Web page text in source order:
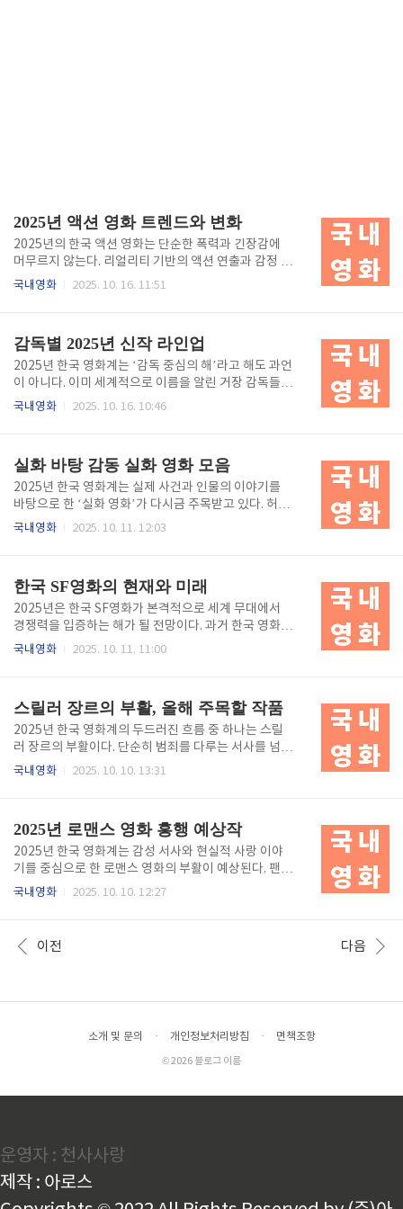
2025년 액션 영화 트렌드와 변화
2025년의 한국 액션 영화는 단순한 폭력과 긴장감에
머무르지 않는다. 리얼리티 기반의 액션 연출과 감정 서
사를 결합한 작품들이 잇따라 등장하며, ‘사람 냄새나
통해 몰입감을 강화한다. 올해는 특히 경찰·첩보·범죄·
생존 장르가 결합된 복합 액션물이 대세로 자리 잡으며,
사회적 메시지를 담은 작품들이 눈길을 끌고 있다. 본
글에서는 2025년 한국 액션 영화의 주요 특징과 트렌
드를 중심으로 그 흐름을 살펴본다. 액션, 감정의 서사
2000년대 초반 ‘..
국내영화 2025. 10. 16. 11:51
감독별 2025년 신작 라인업
2025년 한국 영화계는 ‘감독 중심의 해’라고 해도 과언
이 아니다. 이미 세계적으로 이름을 알린 거장 감독들이
새로운 작품으로 돌아오고, 동시에 젊은 세대의 신예 감
의 세계관과 메시지를 담은 프로젝트를 선보일 예정이
다. 본 글에서는 2025년에 주목해야 할 한국 영화감독
들의 신작 라인업과 그들이 전하려는 영화적 비전을 집
중적으로 살펴본다. 거장들의 귀환, 그리고 새 시대의
서막한국 영화는 감독 중심의 예술이다. 작품의 색깔은
봉준호, 박찬욱,..
국내영화 2025. 10. 16. 10:46
실화 바탕 감동 실화 영화 모음
2025년 한국 영화계는 실제 사건과 인물의 이야기를
바탕으로 한 ‘실화 영화’가 다시금 주목받고 있다. 허구
보다 더 극적이고, 상상보다 더 깊은 울림을 주는 실화
화는 현실의 아픔과 희망, 그리고 사람 사이의 연대를
섬세하게 그려내고 있다. 본 글에서는 2025년 개봉 예
정이거나 제작 중인 한국 실화 영화 중 가장 주목받는
작품들을 중심으로 그 특징과 감동의 메시지를 살펴본
다. 현실에서 비롯된 감동, 실화 영화의 힘실화 영화는
‘우리의 역사’..
국내영화 2025. 10. 11. 12:03
한국 SF영화의 현재와 미래
2025년은 한국 SF영화가 본격적으로 세계 무대에서
경쟁력을 입증하는 해가 될 전망이다. 과거 한국 영화
산업에서 SF는 제작비와 기술력 한계로 인해 기피되던
문을 담은 SF영화들이 연이어 제작되고 있으며, 그 규
모와 완성도 모두 과거와는 차원이 다르다. 본 글에서는
2025년을 기점으로 도약하는 한국 SF영화의 현재와
미래를 기술, 서사, 산업 구조 측면에서 심층적으로 분
석한다. SF영화의 진화, 상상에서 현실로한국 SF영화
은 작..
국내영화 2025. 10. 11. 11:00
스릴러 장르의 부활, 올해 주목할 작품
2025년 한국 영화계의 두드러진 흐름 중 하나는 스릴
러 장르의 부활이다. 단순히 범죄를 다루는 서사를 넘
어, 인간 심리의 어두운 단면과 사회 구조의 균열을 파
시도를 보여준다. 이 글에서는 올해 주목할 주요 스릴러
영화들을 중심으로, 장르적 특징과 사회적 의미를 심층
적으로 분석한다. 스릴러의 진화, 두려움에서 성찰로한
국 스릴러 영화는 오랜 시간 동안 폭력적 현실과 인간
본성의 어두운 측면을 통해 강렬한 인상을 남겨왔다. 그
보여주고 있다. 공포와 충격 중심의 서사에서 벗어나,
점점 더 ‘내면의..
국내영화 2025. 10. 10. 13:31
2025년 로맨스 영화 흥행 예상작
2025년 한국 영화계는 감성 서사와 현실적 사랑 이야
기를 중심으로 한 로맨스 영화의 부활이 예상된다. 팬데
믹 이후 개인의 외로움과 인간관계에 대한 갈망이 문화
일, 일상의 서정, 관계의 회복을 주제로 한 로맨스 영화
들은 OTT와 극장을 오가며 다양한 세대의 관객층을 흡
하고 있는 감정 표현 방식 및 산업 트렌드를 분석한다.
의 로맨스 영화는 단순히 두 인물의 사랑 이야기를 그리
는 데 그치지 않는다. 오히려 사회적 변화와 개인의 내
국내영화 2025. 10. 10. 12:27
이전 다음
소개 및 문의 · 개인정보처리방침 · 면책조항
© 2026 블로그 이름
운영자 : 천사사랑
제작 : 아로스